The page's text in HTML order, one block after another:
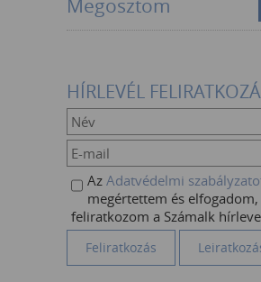
Megosztom
HÍRLEVÉL
Az Adatvédelmi
megértettem és elfogadom,
feliratkozom a Számalk